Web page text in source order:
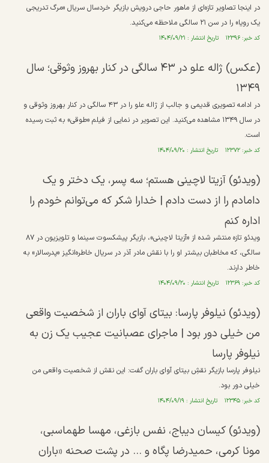
در اینجا تصاویر تازه‌ای از ماهور حاجی درویش بازیگر خردسال سریال «مرگ تدریجی
یک رویا» را در سن ۲۱ سالگی ملاحظه می‌کنید.
کد خبر: ۱۲۳۹۶ تاریخ انتشار : ۱۴۰۴/۰۹/۲۱
(عکس) ژاله علو در ۴۳ سالگی در کنار بهروز وثوقی؛ سال
۱۳۴۹
در ادامه تصویری قدیمی و جالب از ژاله علو را در ۴۳ سالگی در کنار بهروز وثوقی و
در سال ۱۳۴۹ مشاهده می‌کنید. این تصویر در نمایی از فیلم «طوقی» به ثبت رسیده
است.
کد خبر: ۱۲۳۷۲ تاریخ انتشار : ۱۴۰۴/۰۹/۲۰
(ویدئو) آزیتا لاچینی هستم؛ سه پسر، یک دختر و یک
دامادم را از دست دادم | خدارا شکر که می‌توانم خودم را
اداره کنم
ویدئو تازه منتشر شده از «آزیتا لاچینی»، بازیگر پیشکسوت سینما و تلویزیون در ۸۷
سالگی، که مخاطبان بیشتر او را با نقش مادر آذر در سریال خاطره‌انگیز «پدرسالار» به
خاطر دارند.
کد خبر: ۱۲۳۶۹ تاریخ انتشار : ۱۴۰۴/۰۹/۲۰
(ویدئو) نیلوفر پارسا: بیتای آوای باران از شخصیت واقعی
من خیلی دور بود | ماجرای عصبانیت عجیب یک زن به
نیلوفر پارسا
نیلوفر پارسا بازیگر نقشِ بیتای آوای باران گفت: این نقش از شخصیت واقعی من
خیلی دور بود.
کد خبر: ۱۲۳۴۵ تاریخ انتشار : ۱۴۰۴/۰۹/۱۹
(ویدئو) کیسان دیباج، نفس بازغی، مهسا طهماسبی،
مونا کرمی، حمیدرضا پگاه و ... در پشت صحنه «باران